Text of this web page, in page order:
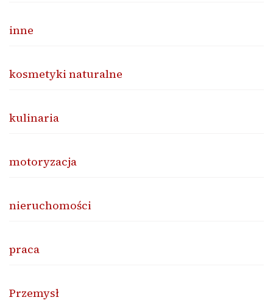
inne
kosmetyki naturalne
kulinaria
motoryzacja
nieruchomości
praca
Przemysł